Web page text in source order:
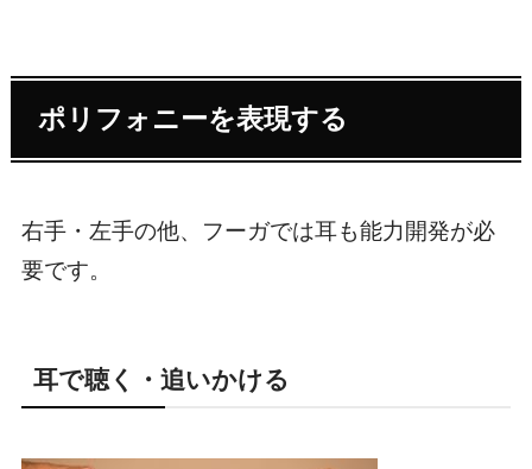
ポリフォニーを表現する
右手・左手の他、フーガでは耳も能力開発が必
要です。
耳で聴く・追いかける